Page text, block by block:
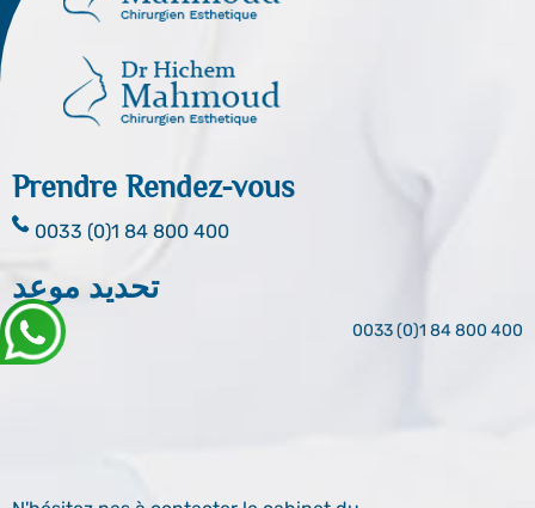
Prendre Rendez-vous
0033 (0)1 84 800 400
تحديد موعد
0033 (0)1 84 800 400